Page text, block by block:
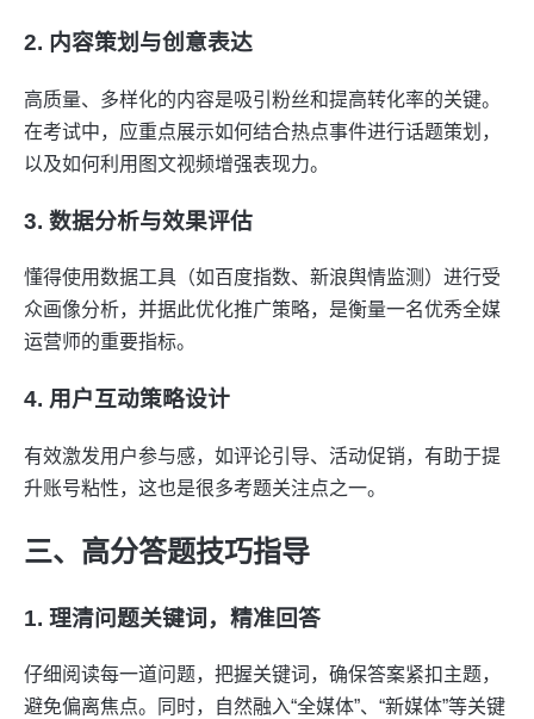
2. 内容策划与创意表达
高质量、多样化的内容是吸引粉丝和提高转化率的关键。
在考试中，应重点展示如何结合热点事件进行话题策划，
以及如何利用图文视频增强表现力。
3. 数据分析与效果评估
懂得使用数据工具（如百度指数、新浪舆情监测）进行受
众画像分析，并据此优化推广策略，是衡量一名优秀全媒
运营师的重要指标。
4. 用户互动策略设计
有效激发用户参与感，如评论引导、活动促销，有助于提
升账号粘性，这也是很多考题关注点之一。
三、高分答题技巧指导
1. 理清问题关键词，精准回答
仔细阅读每一道问题，把握关键词，确保答案紧扣主题，
避免偏离焦点。同时，自然融入“全媒体”、“新媒体”等关键